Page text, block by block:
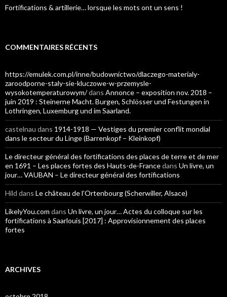
Fortifications & artillerie… lorsque les mots ont un sens !
COMMENTAIRES RÉCENTS
https://emulek.com.pl/inne/budownictwo/dlaczego-materialy-
zaroodporne-staly-sie-kluczowe-w-przemysle-
wysokotemperaturowym/dans Annonce – exposition nov. 2018 –
juin 2019 : Steinerne Macht. Burgen, Schlösser und Festungen in
Lothringen, Luxemburg und im Saarland.
castelnau dans 1914-1918 — Vestiges du premier conflit mondial
dans le secteur du Linge (Barrenkopf – Kleinkopf)
Le directeur général des fortifications des places de terre et de mer
en 1691 – Les places fortes des Hauts-de-Francedans Un livre, un
jour… VAUBAN – Le directeur général des fortifications
Hild dans Le château de l’Ortenbourg (Scherwiller, Alsace)
LikelyYou.com dans Un livre, un jour… Actes du colloque sur les
fortifications à Saarlouis [2017] : Approvisionnement des places
fortes
ARCHIVES